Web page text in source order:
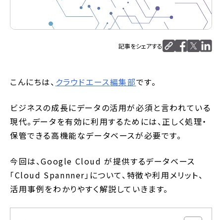
記事をシェアする
こんにちは、 クラウドエース編集部です。
ビジネスの成長にデータの活用が必須と言われている
現代。データを有効に利用するためには、正しく処理・
保管できる高機能なデータベースが必要です。
今回は、Google Cloud が提供するデータベース
「Cloud Spannner」について、特徴や利用メリット、
活用事例をわかりやすく解説していきます。